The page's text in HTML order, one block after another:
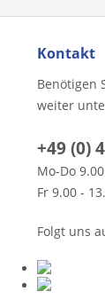
Kontakt
Benötigen
weiter
+49 (0)
Mo-Do
Fr 9.00 -
Folgt uns